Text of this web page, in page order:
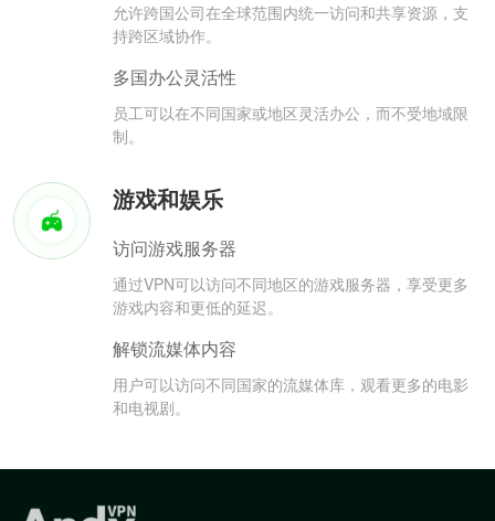
允许跨国公司在全球范围内统一访问和共享资源，支
持跨区域协作。
多国办公灵活性
员工可以在不同国家或地区灵活办公，而不受地域限
制。
游戏和娱乐
访问游戏服务器
通过VPN可以访问不同地区的游戏服务器，享受更多
游戏内容和更低的延迟。
解锁流媒体内容
用户可以访问不同国家的流媒体库，观看更多的电影
和电视剧。